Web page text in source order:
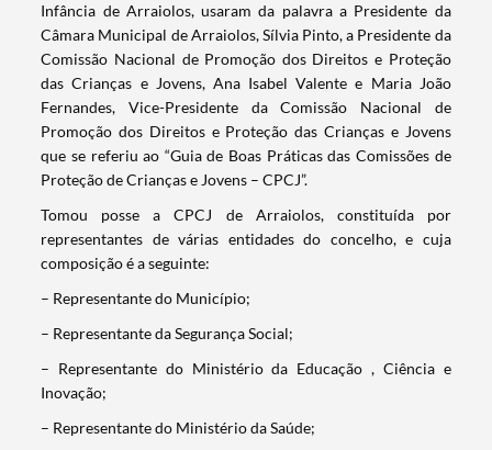
Infância de Arraiolos, usaram da palavra a Presidente da
Câmara Municipal de Arraiolos, Sílvia Pinto, a Presidente da
Comissão Nacional de Promoção dos Direitos e Proteção
das Crianças e Jovens, Ana Isabel Valente e Maria João
Fernandes, Vice-Presidente da Comissão Nacional de
Promoção dos Direitos e Proteção das Crianças e Jovens
que se referiu ao “Guia de Boas Práticas das Comissões de
Proteção de Crianças e Jovens – CPCJ”.
Tomou posse a CPCJ de Arraiolos, constituída por
representantes de várias entidades do concelho, e cuja
composição é a seguinte:
– Representante do Município;
– Representante da Segurança Social;
– Representante do Ministério da Educação , Ciência e
Inovação;
– Representante do Ministério da Saúde;